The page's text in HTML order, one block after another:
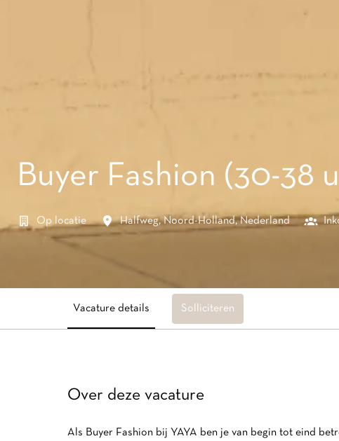
Buyer Fashion (30-38
Op locatie Halfweg, Noord-Holland, Nederland
Vacature details Solliciteren
Over deze vacature
Als Buyer Fashion bij YAYA ben je van begin tot eind